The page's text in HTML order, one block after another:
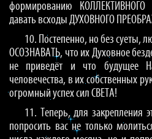
формированию КОЛЛЕКТИВНОГО
давать всходы ДУХОВНОГО
10. Постепенно, но без суеты,
ОСОЗНАВАТЬ, что их Духовное
не приведёт и что будущее
человечества, в их собственных
огромный успех сил СВЕТА!
11. Теперь, для закрепления
попросить вас не только